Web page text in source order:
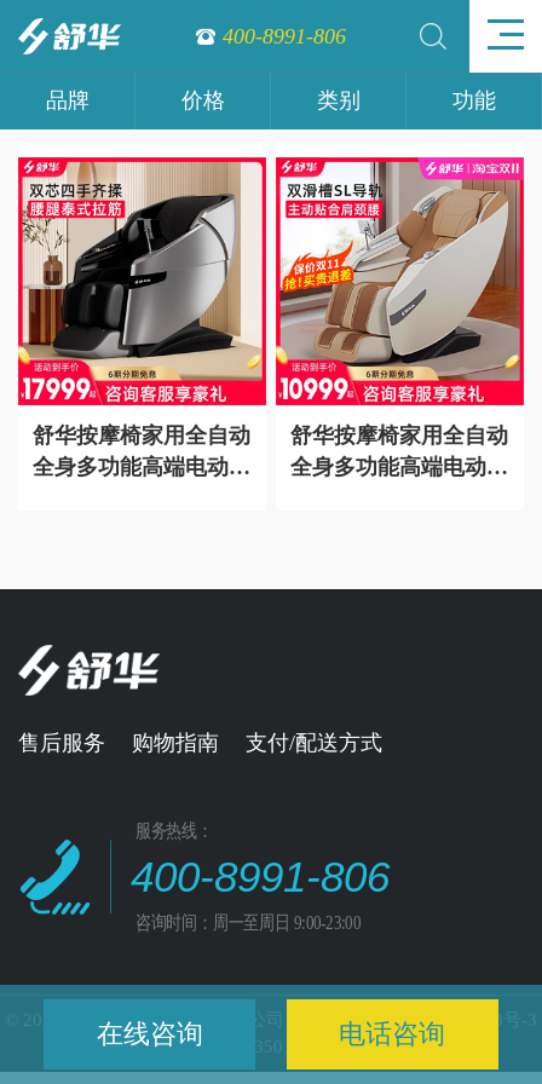
400-8991-806
品牌 价格 类别 功能
舒华按摩椅家用全自动
全身多功能高端电动豪
舒华按摩椅家用全自动
全身多功能高端电动豪
在线咨询 电话咨询
售后服务 购物指南 支付/配送方式
服务热线：
400-8991-806
咨询时间：周一至周日 9:00-23:00
© 2021 福州舒华体育用品有限公司 版权所有闽ICP备14019218号-3
闽公网安备35010202001897号